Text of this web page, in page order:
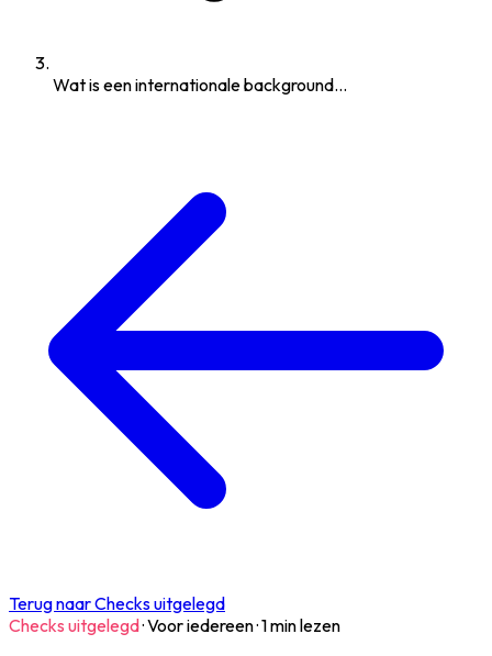
Wat is een internationale background...
Terug naar Checks uitgelegd
Checks uitgelegd·Voor iedereen·1 min lezen